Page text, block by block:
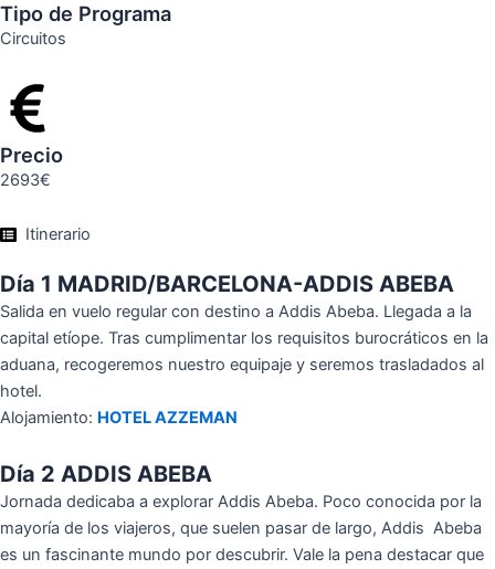
Tipo de Programa
Circuitos
Precio
2693€
Itinerario
Día 1 MADRID/BARCELONA-ADDIS ABEBA
Salida en vuelo regular con destino a Addis Abeba. Llegada a la
capital etíope. Tras cumplimentar los requisitos burocráticos en la
aduana, recogeremos nuestro equipaje y seremos trasladados al
hotel.
Alojamiento: HOTEL AZZEMAN
Día 2 ADDIS ABEBA
Jornada dedicaba a explorar Addis Abeba. Poco conocida por la
mayoría de los viajeros, que suelen pasar de largo, Addis Abeba
es un fascinante mundo por descubrir. Vale la pena destacar que